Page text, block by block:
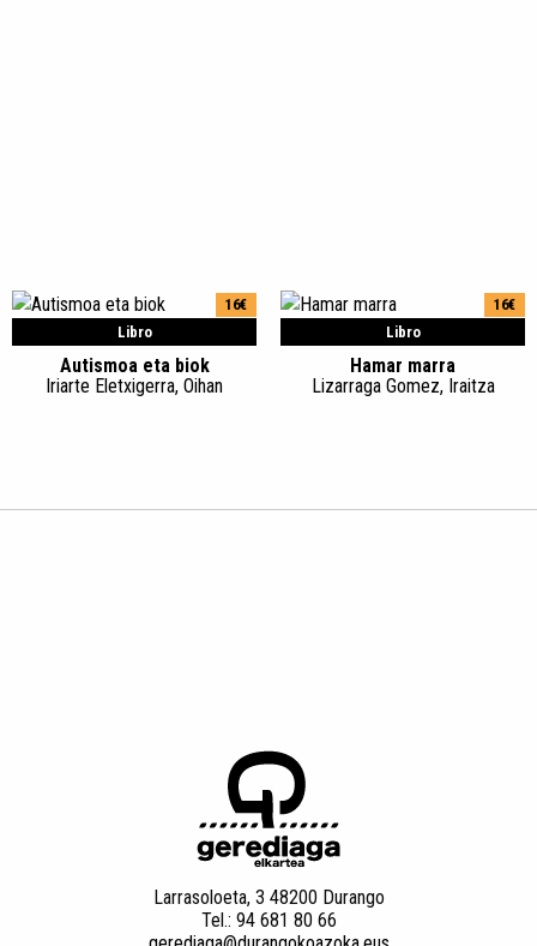
Libro
16€
Autismoa eta biok
Iriarte Eletxigerra, Oihan
Libro
16€
Hamar marra
Lizarraga Gomez, Iraitza
Larrasoloeta, 3 48200 Durango
Tel.: 94 681 80 66